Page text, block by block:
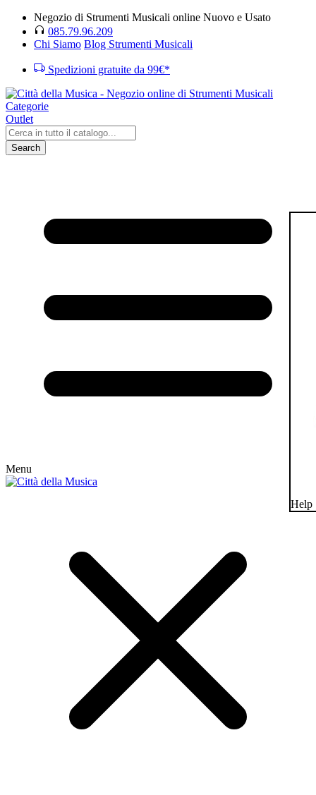
Negozio di Strumenti Musicali online Nuovo e Usato
085.79.96.209
Chi Siamo Blog Strumenti Musicali
Spedizioni gratuite da 99€*
Categorie
Outlet
Search
Menu
Help